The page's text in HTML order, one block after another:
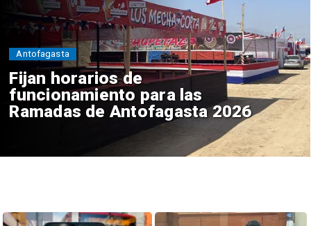
Fijan horarios de
funcionamiento para las
Ramadas de Antofagasta 2026
Antofagasta